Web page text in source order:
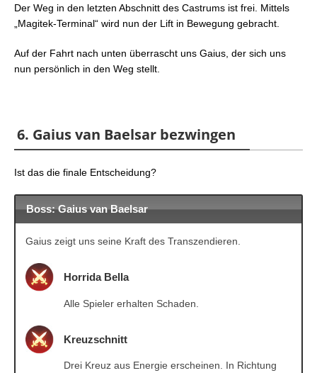
Der Weg in den letzten Abschnitt des Castrums ist frei. Mittels
„Magitek-Terminal“ wird nun der Lift in Bewegung gebracht.
Auf der Fahrt nach unten überrascht uns Gaius, der sich uns
nun persönlich in den Weg stellt.
6. Gaius van Baelsar bezwingen
Ist das die finale Entscheidung?
Boss: Gaius van Baelsar
Gaius zeigt uns seine Kraft des Transzendieren.
Horrida Bella
Alle Spieler erhalten Schaden.
Kreuzschnitt
Drei Kreuz aus Energie erscheinen. In Richtung